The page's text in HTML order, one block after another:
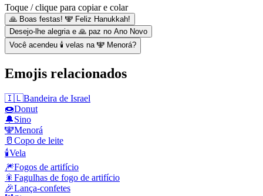
Toque / clique para copiar e colar
🙏 Boas festas! 🕎 Feliz Hanukkah!
Desejo-lhe alegria e 🙏 paz no Ano Novo
Você acendeu 🕯 velas na 🕎 Menorá?
Emojis relacionados
🇮🇱Bandeira de Israel
🍩Donut
🔔Sino
🕎Menorá
🥛 Copo de leite
🕯️Vela
🎆Fogos de artifício
🎇 Fagulhas de fogo de artifício
🎉Lança-confetes